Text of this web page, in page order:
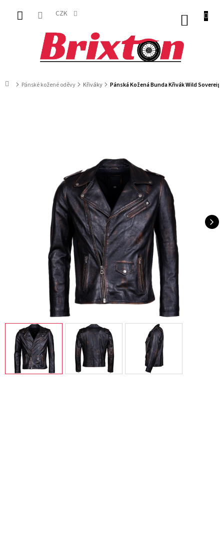
obsah
CZK
DomůPánské kožené oděvy Křiváky Pánská Kožená Bunda Křivák Wild